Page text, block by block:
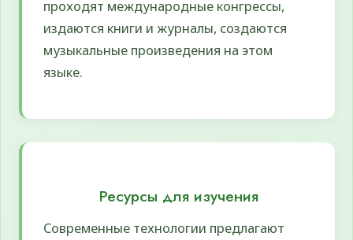
проходят международные конгрессы,
издаются книги и журналы, создаются
музыкальные произведения на этом
языке.
Ресурсы для изучения
Современные технологии предлагают